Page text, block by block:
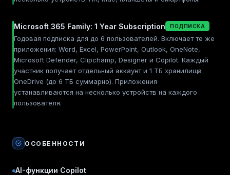
Microsoft 365 Family: 1 Year Subscription ПОДПИСКА
Годовая подписка для до 6 пользователей. Включает те же
приложения: Word, Excel, PowerPoint, Outlook, OneNote,
Microsoft Defender, Clipchamp, Designer и Copilot. Каждый
участник получает отдельный аккаунт и 1 ТБ хранилища
OneDrive (до 6 ТБ суммарно). Приложения
устанавливаются на несколько устройств на каждого
пользователя.
ОСОБЕННОСТИ
AI-функции Copilot